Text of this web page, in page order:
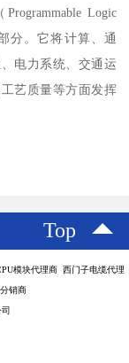
Logic
分。它将计算、通
电力系统、交通运
艺质量等方面发挥
Top
模块代理商 西门子电缆代理
销商